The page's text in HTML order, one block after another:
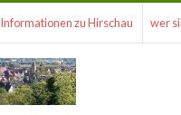
Informationen zu Hirschau wer